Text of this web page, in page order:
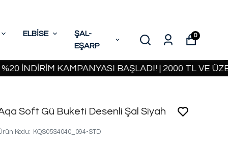
ELBİSE
ŞAL-
EŞARP
0
KAMPANYASI BAŞLADI! | 2000 TL VE ÜZERİ
Soft Gü Buketi Desenli Şal Siyah
Kodu: KQS05S4040_094-STD